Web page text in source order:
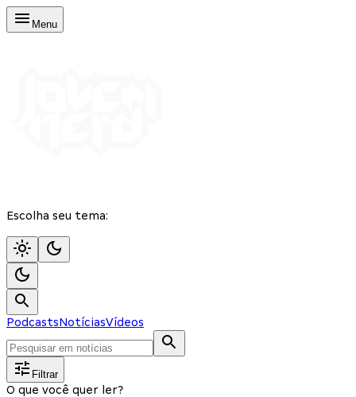
Menu
Escolha seu tema:
PodcastsNotíciasVídeos
Filtrar
O que você quer ler?